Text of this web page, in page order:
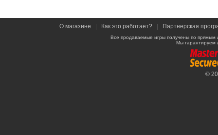
О магазине Как это работает? Партнерская
Все продаваемые игры получены по
Мы гарантируем
©